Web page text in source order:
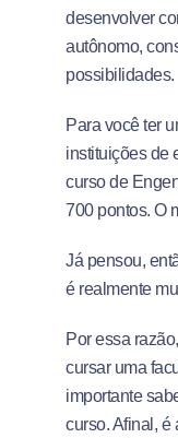
desenvolver
autônomo,
possibilidades.
Para você ter
instituições de
curso de
700 pontos. O
Já pensou,
é realmente
Por essa
cursar uma
importante
curso. Afinal, é